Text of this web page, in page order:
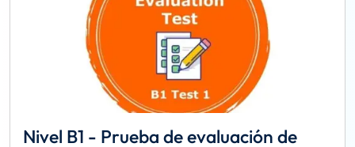
Nivel B1 - Prueba de evaluación de